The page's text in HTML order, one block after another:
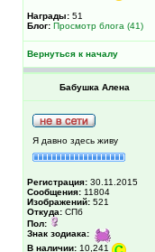
Награды: 51
Блог: Просмотр блога (41)
Вернуться к началу
Бабушка Алена
Я давно здесь живу
Регистрация: 30.11.2015
Сообщения: 11804
Изображений: 521
Откуда: СПб
Пол:
Знак зодиака:
В наличии: 10,241